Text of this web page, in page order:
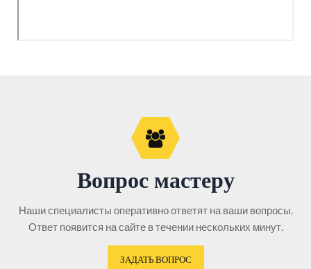
Вопрос мастеру
Наши специалисты оперативно ответят на ваши вопросы.
Ответ появится на сайте в течении нескольких минут.
ЗАДАТЬ ВОПРОС